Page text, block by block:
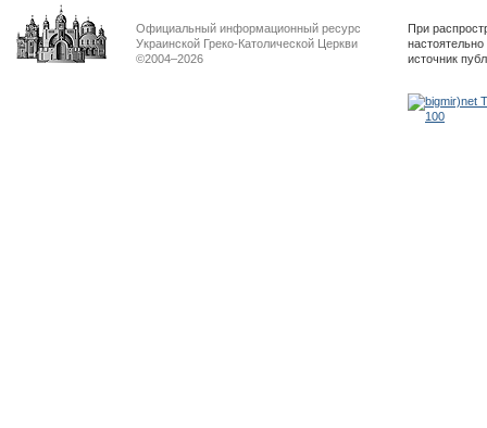
Официальный информационный ресурс
Украинской Греко-Католической Церкви
©2004–2026
При
источник